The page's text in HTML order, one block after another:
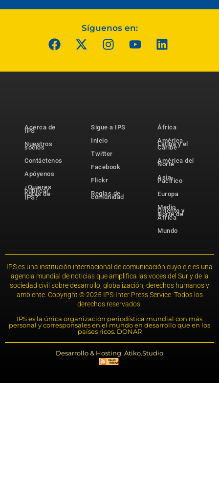
Síguenos en:
Acerca de
IPS
Nuestros
socios
Contáctenos
Apóyenos
¿Quieres
publicar
notas de
IPS?
Sigue a IPS
Inicio
Twitter
Facebook
Flickr
Reglas de
comunidad
África
América
Latina y el
Caribe
América del
Norte
Asia-
Pacífico
Europa
Medio
Oriente y
Norte de
África
Mundo
IPS es una institución internacional de comunicación cuyo eje es una
agencia mundial de noticias que amplifica las voces del Sur y de la
sociedad civil sobre desarrollo, globalización, derechos humanos y
ambiente. Copyright © 2025 IPS-Inter Press Service. Todos los
derechos reservados.
IPS es la única organización periodística mundial con más
personal y corresponsales en el mundo en desarrollo que en los
países ricos. DONAR
Desarrollo & Hosting: Atiko.Studio